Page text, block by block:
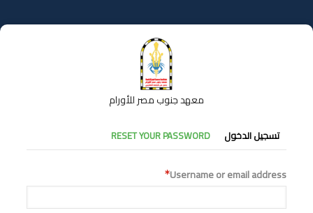
إلى
المحتوى
معهد جنوب مصر للأورام
التبويبات
الأساسية
تسجيل الدخول RESET YOUR PASSWORD
Username or email address